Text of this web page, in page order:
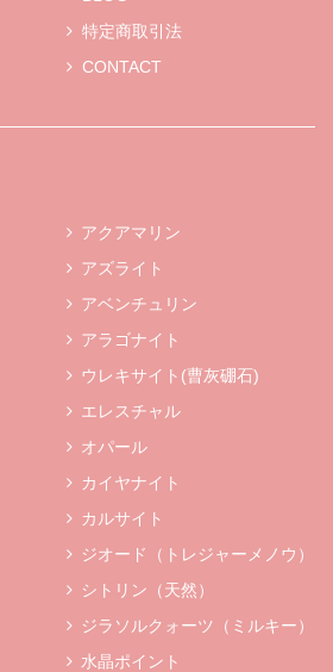
特定商取引法
CONTACT
アクアマリン
アズライト
アベンチュリン
アラゴナイト
ウレキサイト(曹灰硼石)
エレスチャル
オパール
カイヤナイト
カルサイト
ジオード（トレジャーメノウ）
シトリン（天然）
ジラソルクォーツ（ミルキー）
水晶ポイント